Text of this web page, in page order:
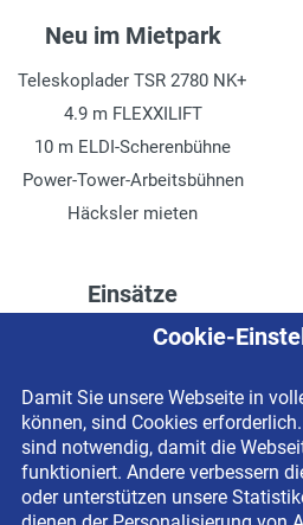
Neu im Mietpark
Teleskoplader TSR 2780 NK+
4.9 m FLEXXILIFT
10 m ELDI-Scherenbühne
Power-Tower-Arbeitsbühnen
Häcksler mieten
Einsätze
Höhenzugang für
Drainage verlegen
Fassadenreinigung
Terrasse anlegen
Ladenbau
Cookie-
Damit Sie unsere Webseite in
können, sind Cookies
sind notwendig, damit die
funktioniert. Andere verbessern
oder unterstützen unsere